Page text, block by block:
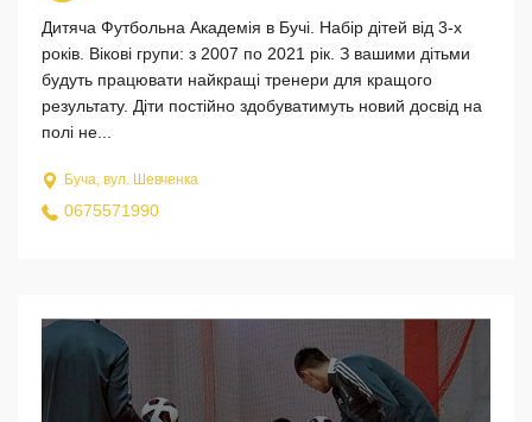
Дитяча Футбольна Академія в Бучі. Набір дітей від 3-х
років. Вікові групи: з 2007 по 2021 рік. З вашими дітьми
будуть працювати найкращі тренери для кращого
результату. Діти постійно здобуватимуть новий досвід на
полі не...
Буча, вул. Шевченка
0675571990